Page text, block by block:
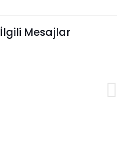
İlgili Mesajlar